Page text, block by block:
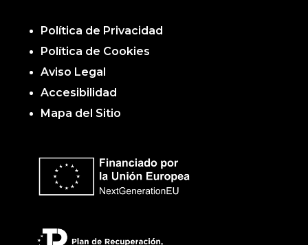
Política de Privacidad
Política de Cookies
Aviso Legal
Accesibilidad
Mapa del Sitio